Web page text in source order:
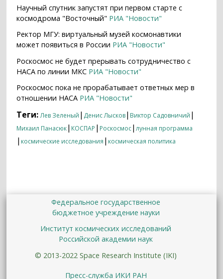
Научный спутник запустят при первом старте с
космодрома "Восточный" РИА "Новости"
Ректор МГУ: виртуальный музей космонавтики
может появиться в России РИА "Новости"
Роскосмос не будет прерывать сотрудничество с
НАСА по линии МКС РИА "Новости"
Роскосмос пока не прорабатывает ответных мер в
отношении НАСА РИА "Новости"
Теги:Лев Зеленый | Денис Лысков| Виктор Садовничий |
Михаил Панасюк| КОСПАР | Роскосмос|лунная программа
| космические исследования | космическая политика
Федеральное государственное
бюджетное учреждение науки
Институт космических исследований
Российской академии наук
© 2013-2022 Space Research Institute (IKI)
Пресс-служба ИКИ РАН